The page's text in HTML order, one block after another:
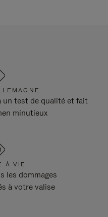
un test de qualité et fait
minutieux
À VIE
les dommages
à votre valise